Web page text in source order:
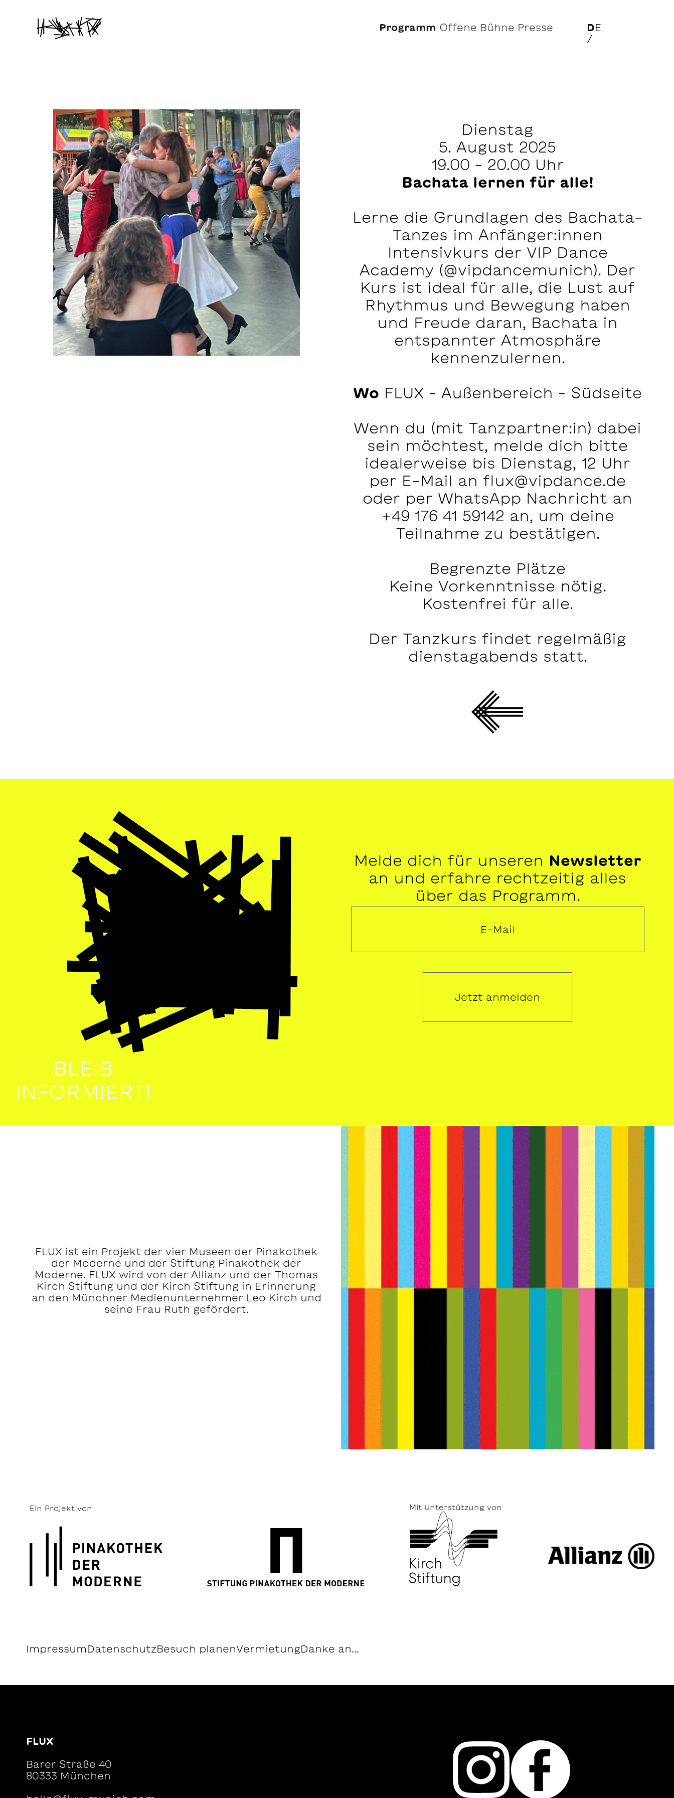
Programm Offene Bühne Presse DE
/
Dienstag
5. August 2025
19.00 – 20.00 Uhr
Bachata lernen für alle!
Lerne die Grundlagen des Bachata-
Tanzes im Anfänger:innen
Intensivkurs der VIP Dance
Academy (@vipdancemunich). Der
Kurs ist ideal für alle, die Lust auf
Rhythmus und Bewegung haben
und Freude daran, Bachata in
entspannter Atmosphäre
kennenzulernen.
Wo FLUX – Außenbereich – Südseite
Wenn du (mit Tanzpartner:in) dabei
sein möchtest, melde dich bitte
idealerweise bis Dienstag, 12 Uhr
per E-Mail anflux@vipdance.de
oder per WhatsApp Nachricht an
+49 176 41 59142 an, um deine
Teilnahme zu bestätigen.
Begrenzte Plätze
Keine Vorkenntnisse nötig.
Kostenfrei für alle.
Der Tanzkurs findet regelmäßig
dienstagabends statt.
BLEIB
INFORMIERT!
Melde dich für unseren Newsletter
an und erfahre rechtzeitig alles
über das Programm.
FLUX ist ein Projekt der vier Museen der Pinakothek
der Moderne und der Stiftung Pinakothek der
Moderne. FLUX wird von der Allianz und der Thomas
Kirch Stiftung und der Kirch Stiftung in Erinnerung
an den Münchner Medienunternehmer Leo Kirch und
seine Frau Ruth gefördert.
Ein Projekt von Mit Unterstützung von
Impressum DatenschutzBesuch planenVermietungDanke an...
FLUX
Barer Straße 40
80333 München